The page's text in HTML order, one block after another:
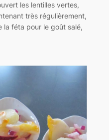
les lentilles vertes,
très régulièrement,
la féta pour le goût salé,